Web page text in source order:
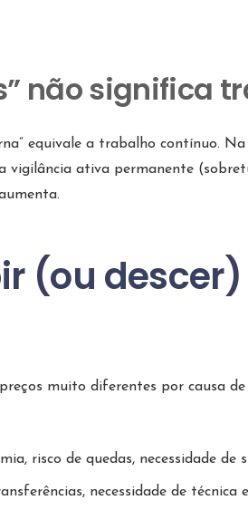
não significa
equivale a trabalho contínuo.
vigilância ativa permanente
(ou
muito diferentes por causa
risco de quedas, necessidade de
necessidade de técnica